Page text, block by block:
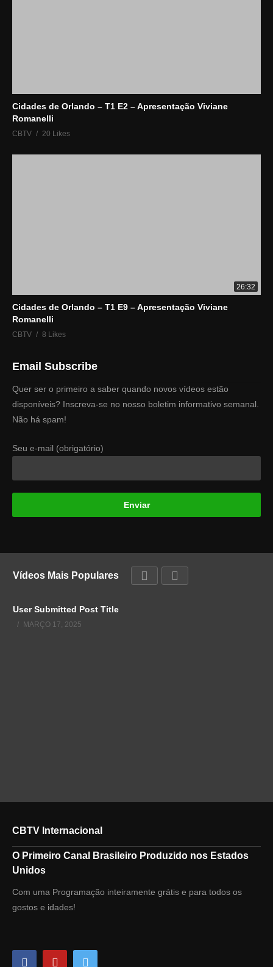
Cidades de Orlando – T1 E2 – Apresentação Viviane
Romanelli
CBTV 20 Likes
26:32
Cidades de Orlando – T1 E9 – Apresentação Viviane
Romanelli
CBTV 8 Likes
Email Subscribe
Quer ser o primeiro a saber quando novos vídeos estão
disponíveis? Inscreva-se no nosso boletim informativo semanal.
Não há spam!
Seu e-mail (obrigatório)
Vídeos Mais Populares
User Submitted Post Title
MARÇO 17, 2025
CBTV Internacional
O Primeiro Canal Brasileiro Produzido nos Estados
Unidos
Com uma Programação inteiramente grátis e para todos os
gostos e idades!